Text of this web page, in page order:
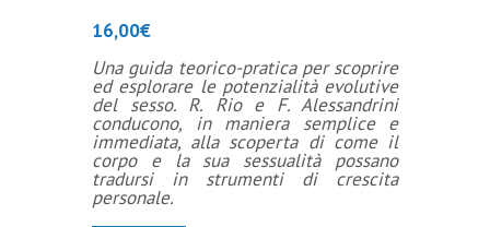
16,00€
Una guida teorico-pratica per scoprire
ed esplorare le potenzialità evolutive
del sesso. R. Rio e F. Alessandrini
conducono, in maniera semplice e
immediata, alla scoperta di come il
corpo e la sua sessualità possano
tradursi in strumenti di crescita
personale.